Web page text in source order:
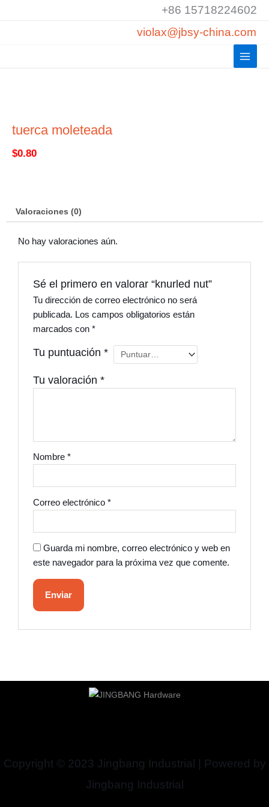
+86 15718224602
violax@jbsy-china.com
tuerca moleteada
$0.80
Valoraciones (0)
No hay valoraciones aún.
Sé el primero en valorar “knurled nut”
Tu dirección de correo electrónico no será
publicada. Los campos obligatorios están
marcados con*
Tu puntuación*
Tu valoración*
Nombre*
Correo electrónico*
Guarda mi nombre, correo electrónico y web en
este navegador para la próxima vez que comente.
Copyright © 2023 Jingbang Industrial | Powered by
Jingbang Industrial